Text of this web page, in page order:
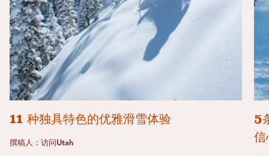
11 种独具特色的优雅滑雪体验
撰稿人：访问Utah
5
信